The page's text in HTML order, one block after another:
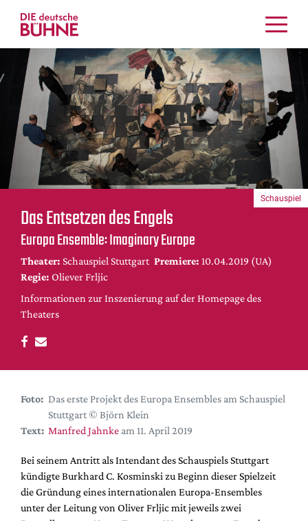
Kritiken
Schauspiel
Musiktheater
Tanz
Crossover
Bühnenwelt
Festivals & Veranstaltungen
Menschen & Theater
Themen
Internationales
Nachrufe
Medientipps
DdB-map
Kalender
Premierensuche
Hefte
Alle Hefte
Leseproben
Podcast
Service
Das Entsetzen des Engels
Europa Ensemble: Imaginary Europe
Theater: Schauspiel Stuttgart Premiere: 10.04.2019 (UA)
Regie: Oliever Frljic
Informationen zur Inszenierung auf der Homepage des
Theaters
Schauspiel
Foto: Das erste Projekt des Europa Ensembles am Schauspiel
Stuttgart © Björn Klein
Text: Manfred Jahnke am 11. April 2019
Bei seinem Antritt als Intendant des Schauspiels Stuttgart
kündigte Burkhard C. Kosminski zu Beginn dieser Spielzeit
die Gründung eines internationalen Europa-Ensembles
unter der Leitung von Oliver Frljic mit jeweils zwei